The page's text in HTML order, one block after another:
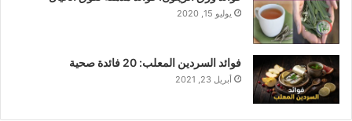
يوليو 15, 2020
فوائد السردين المعلب: 20 فائدة صحية
أبريل 23, 2021